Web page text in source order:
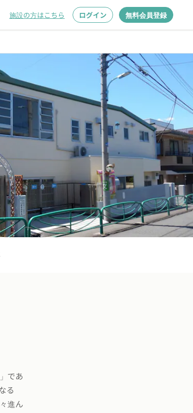
施設の方はこちら ログイン 無料会員登録
であ
る
進ん